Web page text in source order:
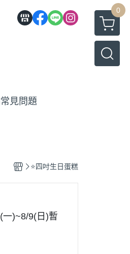
0
常見問題
⭐️四吋生日蛋糕
一)~8/9(日)暫